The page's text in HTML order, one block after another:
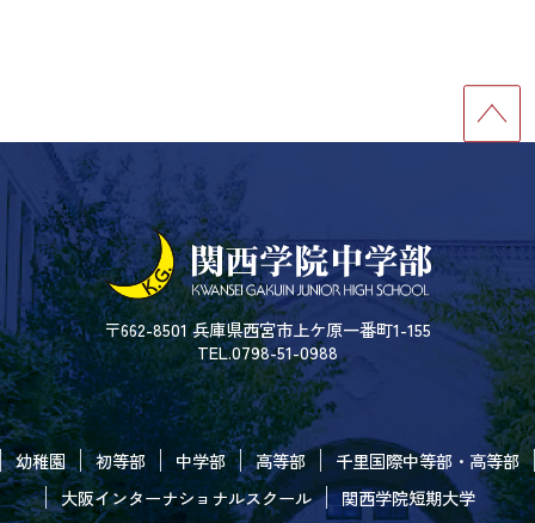
〒662-8501 兵庫県西宮市上ケ原一番町1-155
TEL.0798-51-0988
幼稚園 初等部 中学部 高等部
千里国際中等部・高等部
大阪インターナショナルスクール
関西学院短期大学